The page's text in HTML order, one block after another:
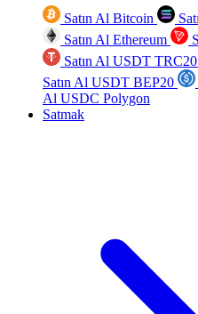
Satın Al Bitcoin
Satın Al Ethereum
Satın Al USDT TRC20
Satın Al USDT BEP20
Al USDC Polygon
Satmak